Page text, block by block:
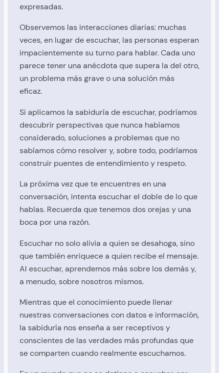
expresadas.
Observemos las interacciones diarias: muchas
veces, en lugar de escuchar, las personas esperan
impacientemente su turno para hablar. Cada uno
parece tener una anécdota que supera la del otro,
un problema más grave o una solución más
eficaz.
Si aplicamos la sabiduría de escuchar, podríamos
descubrir perspectivas que nunca habíamos
considerado, soluciones a problemas que no
sabíamos cómo resolver y, sobre todo, podríamos
construir puentes de entendimiento y respeto.
La próxima vez que te encuentres en una
conversación, intenta escuchar el doble de lo que
hablas. Recuerda que tenemos dos orejas y una
boca por una razón.
Escuchar no solo alivia a quien se desahoga, sino
que también enriquece a quien recibe el mensaje.
Al escuchar, aprendemos más sobre los demás y,
a menudo, sobre nosotros mismos.
Mientras que el conocimiento puede llenar
nuestras conversaciones con datos e información,
la sabiduría nos enseña a ser receptivos y
conscientes de las verdades más profundas que
se comparten cuando realmente escuchamos.